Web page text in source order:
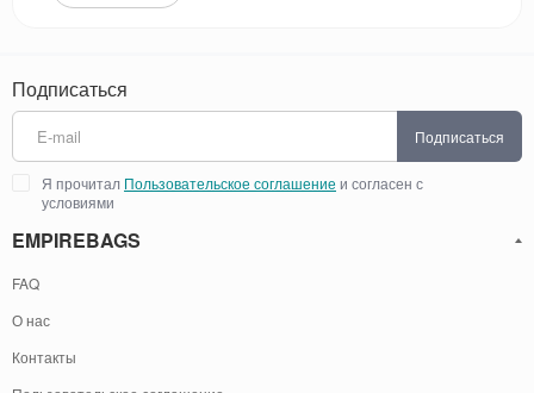
Подписаться
Подписаться
Я прочитал Пользовательское соглашение и согласен с
условиями
EMPIREBAGS
FAQ
О нас
Контакты